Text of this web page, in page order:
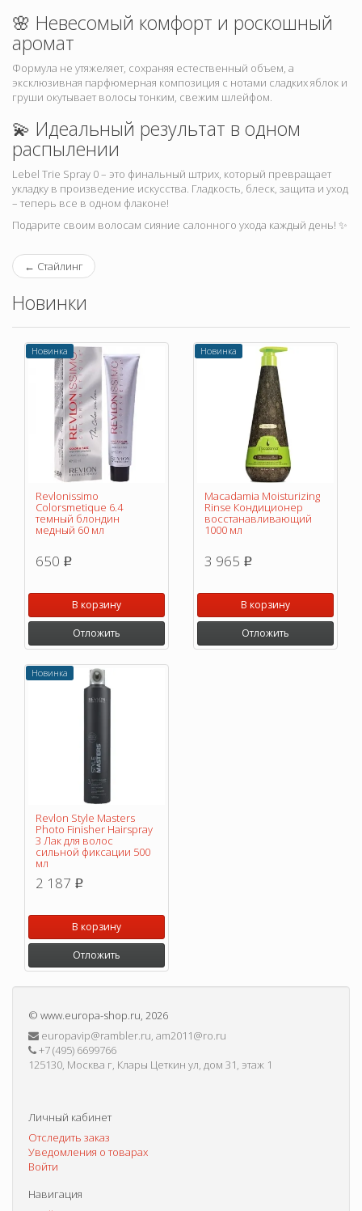
🌸 Невесомый комфорт и роскошный
аромат
Формула не утяжеляет, сохраняя естественный объем, а
эксклюзивная парфюмерная композиция с нотами сладких яблок и
груши окутывает волосы тонким, свежим шлейфом.
💫 Идеальный результат в одном
распылении
Lebel Trie Spray 0 – это финальный штрих, который превращает
укладку в произведение искусства. Гладкость, блеск, защита и уход
– теперь все в одном флаконе!
Подарите своим волосам сияние салонного ухода каждый день! ✨
← Стайлинг
Новинки
Новинка
Revlonissimo
Colorsmetique 6.4
темный блондин
медный 60 мл
650 p
В корзину
Отложить
Новинка
Macadamia Moisturizing
Rinse Кондиционер
восстанавливающий
1000 мл
3 965 p
В корзину
Отложить
Новинка
Revlon Style Masters
Photo Finisher Hairspray
3 Лак для волос
сильной фиксации 500
мл
2 187 p
В корзину
Отложить
© www.europa-shop.ru, 2026
europavip@rambler.ru, am2011@ro.ru
+7 (495) 6699766
125130, Москва г, Клары Цеткин ул, дом 31, этаж 1
Личный кабинет
Отследить заказ
Уведомления о товарах
Войти
Навигация